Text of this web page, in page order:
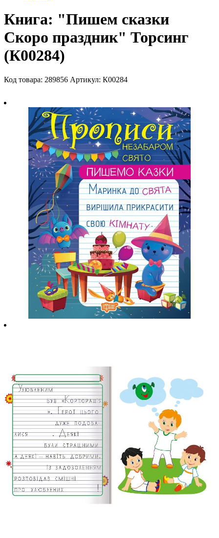
Книга: "Пишем сказки
Скоро праздник" Торсинг
(К00284)
Код товара: 289856 Артикул: К00284